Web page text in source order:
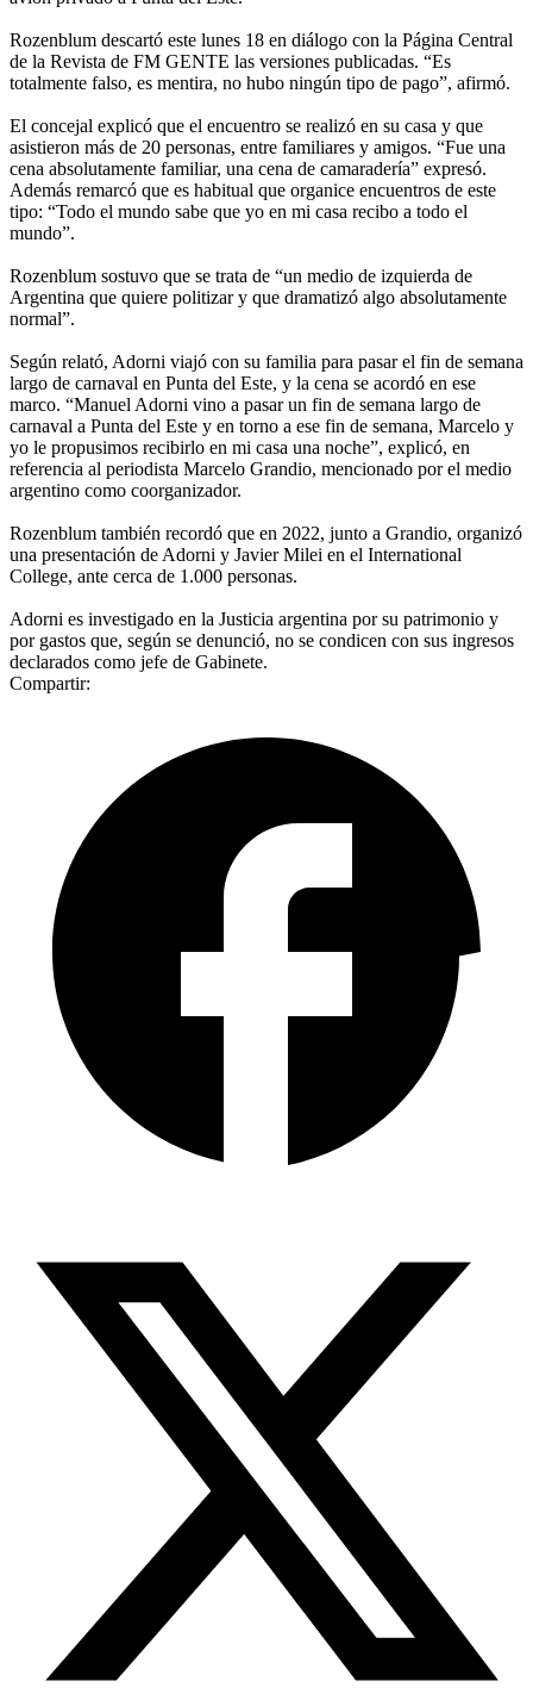
Rozenblum descartó este lunes 18 en diálogo con la Página Central
de la Revista de FM GENTE las versiones publicadas. “Es
totalmente falso, es mentira, no hubo ningún tipo de pago”, afirmó.
El concejal explicó que el encuentro se realizó en su casa y que
asistieron más de 20 personas, entre familiares y amigos. “Fue una
cena absolutamente familiar, una cena de camaradería” expresó.
Además remarcó que es habitual que organice encuentros de este
tipo: “Todo el mundo sabe que yo en mi casa recibo a todo el
mundo”.
Rozenblum sostuvo que se trata de “un medio de izquierda de
Argentina que quiere politizar y que dramatizó algo absolutamente
normal”.
Según relató, Adorni viajó con su familia para pasar el fin de semana
largo de carnaval en Punta del Este, y la cena se acordó en ese
marco. “Manuel Adorni vino a pasar un fin de semana largo de
carnaval a Punta del Este y en torno a ese fin de semana, Marcelo y
yo le propusimos recibirlo en mi casa una noche”, explicó, en
referencia al periodista Marcelo Grandio, mencionado por el medio
argentino como coorganizador.
Rozenblum también recordó que en 2022, junto a Grandio, organizó
una presentación de Adorni y Javier Milei en el International
College, ante cerca de 1.000 personas.
Adorni es investigado en la Justicia argentina por su patrimonio y
por gastos que, según se denunció, no se condicen con sus ingresos
declarados como jefe de Gabinete.
Compartir: